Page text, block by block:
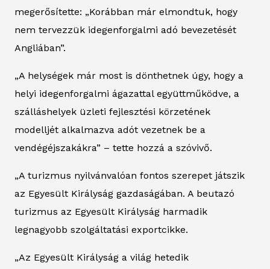
megerősítette: „Korábban már elmondtuk, hogy
nem tervezzük idegenforgalmi adó bevezetését
Angliában”.
„A helységek már most is dönthetnek úgy, hogy a
helyi idegenforgalmi ágazattal együttműködve, a
szálláshelyek üzleti fejlesztési körzetének
modelljét alkalmazva adót vezetnek be a
vendégéjszakákra” – tette hozzá a szóvivő.
„A turizmus nyilvánvalóan fontos szerepet játszik
az Egyesült Királyság gazdaságában. A beutazó
turizmus az Egyesült Királyság harmadik
legnagyobb szolgáltatási exportcikke.
„Az Egyesült Királyság a világ hetedik